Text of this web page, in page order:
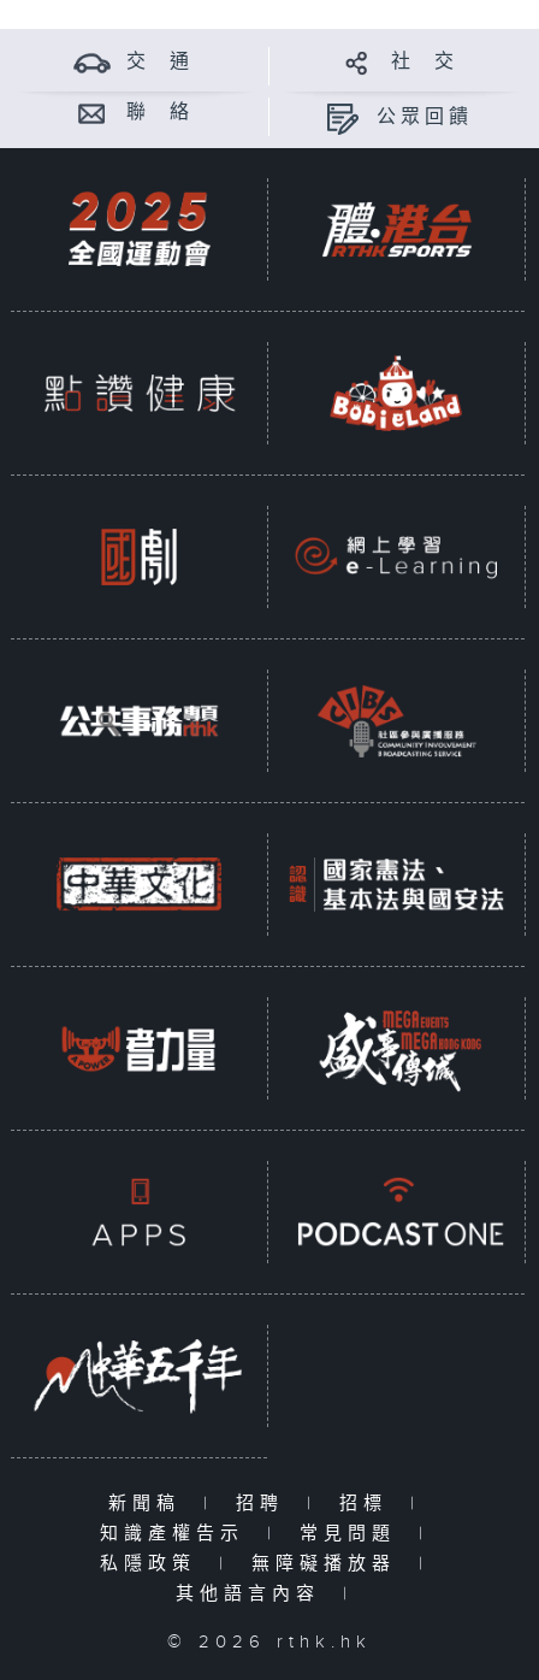
交 通 社 交
聯 絡 公眾回饋
新聞稿 | 招聘 | 招標
|
知識產權告示
| 常見問題
|
私隱政策
| 無障礙播放器
|
其他語言內容
|
© 2026 rthk.hk